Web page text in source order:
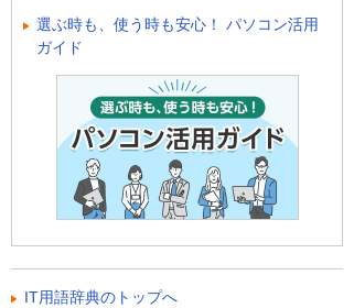
選ぶ時も、使う時も安心！ パソコン活用
ガイド
IT用語辞典のトップへ